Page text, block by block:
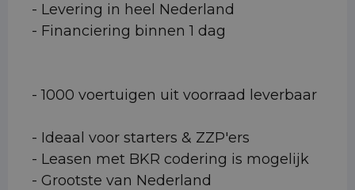
- Levering in heel Nederland
- Financiering binnen 1 dag
- 1000 voertuigen uit voorraad leverbaar
- Ideaal voor starters & ZZP'ers
- Leasen met BKR codering is mogelijk
- Grootste van Nederland